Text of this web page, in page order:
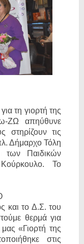
τη γιορτή της
ΖΩ απηύθυνε
στηρίζουν τις
Δήμαρχο Τόλη
των Παιδικών
Το
και το Δ.Σ. του
θερμά για
«Γιορτή της
στις